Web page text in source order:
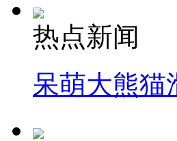
热点新闻
呆萌大熊猫